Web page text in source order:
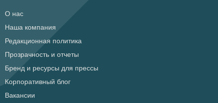
О нас
Наша компания
Редакционная политика
Прозрачность и отчеты
Бренд и ресурсы для прессы
Корпоративный блог
Вакансии